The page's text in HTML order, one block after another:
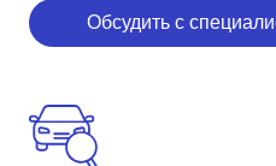
Обсудить с